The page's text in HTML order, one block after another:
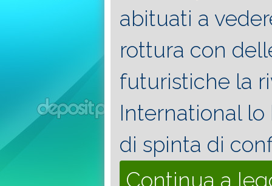
abituati a
rottura con
futuristiche la
International lo
di spinta di
Continua a